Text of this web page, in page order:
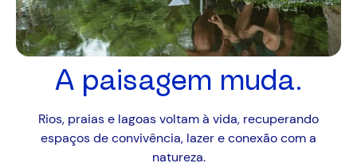
A paisagem muda.
Rios, praias e lagoas voltam à vida, recuperando
espaços de convivência, lazer e conexão com a
natureza.